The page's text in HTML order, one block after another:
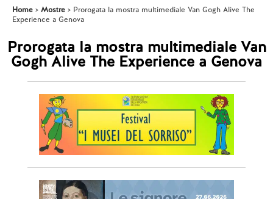
Home Mostre
Prorogata la mostra multimediale Van Gogh Alive The
Experience a Genova
Prorogata la mostra multimediale Van
Gogh Alive The Experience a Genova